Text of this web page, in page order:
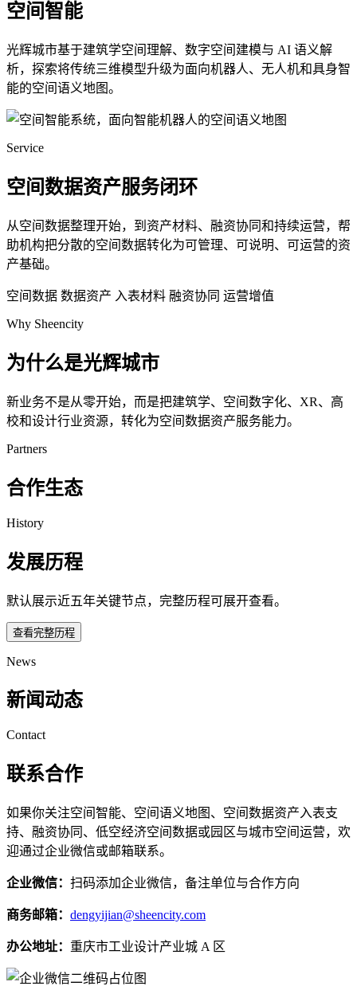
空间智能
光辉城市基于建筑学空间理解、数字空间建模与 AI 语义解
析，探索将传统三维模型升级为面向机器人、无人机和具身智
能的空间语义地图。
Service
空间数据资产服务闭环
从空间数据整理开始，到资产材料、融资协同和持续运营，帮
助机构把分散的空间数据转化为可管理、可说明、可运营的资
产基础。
空间数据 数据资产 入表材料 融资协同 运营增值
Why Sheencity
为什么是光辉城市
新业务不是从零开始，而是把建筑学、空间数字化、XR、高
校和设计行业资源，转化为空间数据资产服务能力。
Partners
合作生态
History
发展历程
默认展示近五年关键节点，完整历程可展开查看。
查看完整历程
News
新闻动态
Contact
联系合作
如果你关注空间智能、空间语义地图、空间数据资产入表支
持、融资协同、低空经济空间数据或园区与城市空间运营，欢
迎通过企业微信或邮箱联系。
企业微信： 扫码添加企业微信，备注单位与合作方向
商务邮箱： dengyijian@sheencity.com
办公地址： 重庆市工业设计产业城 A 区